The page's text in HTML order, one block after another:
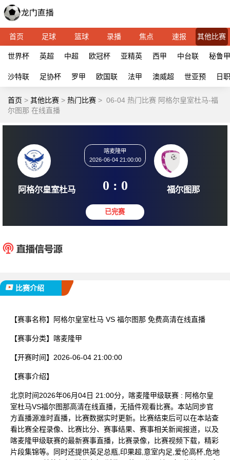
首页 足球 篮球 录播 焦点 速报 其他比赛
世界杯 英超 中超 欧冠杯 亚精英 西甲 中台联 秘鲁甲
沙特联 足协杯 罗甲 欧国联 法甲 澳威超 世亚预 日
首页 > 其他比赛 > 热门比赛 > 06-04 热门比赛 阿格尔皇室杜马-福
尔图那 在线直播
喀麦隆甲
2026-06-04 21:00:00
0 : 0
比赛介绍
【赛事名称】 阿格尔皇室杜马 VS 福尔图那 免费高清在线直播
【赛事分类】 喀麦隆甲
【开赛时间】 2026-06-04 21:00:00
【赛事介绍】
北京时间2026年06月04日 21:00分，喀麦隆甲级联赛 : 阿格尔皇
室杜马VS福尔图那高清在线直播，无插件观看比赛。本站同步官
方直播源准时直播，比赛数据实时更新。比赛结束后可以在本站查
看比赛全程录像、比赛比分、赛事结果、赛事相关新闻报道，以及
喀麦隆甲级联赛的最新赛事直播，比赛录像，比赛视频下载，精彩
片段集锦等。同时还提供英足总瓶,印果超,意室内足,爱伦高杯,危地